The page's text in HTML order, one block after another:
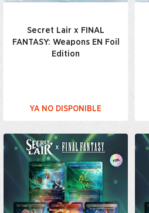
Secret Lair x FINAL
FANTASY: Weapons EN Foil
Edition
YA NO DISPONIBLE